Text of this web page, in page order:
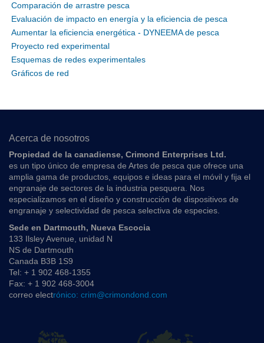
Comparación de arrastre pesca
Evaluación de impacto en energía y la eficiencia de pesca
Aumentar la eficiencia energética - DYNEEMA de pesca
Proyecto red experimental
Esquemas de redes experimentales
Gráficos de red
Acerca de nosotros
Propiedad de la canadiense, Crimond Enterprises Ltd.
es un tipo único de empresa de Artes de pesca que ofrece una
amplia gama de productos, equipos e ideas para el móvil y fija el
engranaje de sectores de la industria pesquera. Nos
especializamos en el diseño y construcción de dispositivos de
engranaje y selectividad de pesca selectiva de especies.
Sede en Dartmouth, Nueva Escocia
133 Ilsley Avenue, unidad N
NS de Dartmouth
Canada B3B 1S9
Tel: + 1 902 468-1355
Fax: + 1 902 468-3004
correo electrónico: crim@crimondond.com